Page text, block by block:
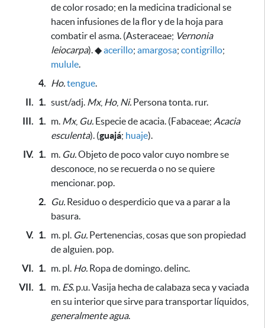
de color rosado; en la medicina tradicional se
hacen infusiones de la flor y de la hoja para
combatir el asma. (Asteraceae; Vernonia
leiocarpa).◆acerillo; amargosa; contigrillo;
mulule.
4. Ho.tengue.
II. 1. sust/adj. Mx, Ho, Ni. Persona tonta. rur.
III. 1. m. Mx, Gu. Especie de acacia. (Fabaceae; Acacia
esculenta). (guajá; huaje).
IV. 1. m. Gu.Objeto de poco valor cuyo nombre se
desconoce, no se recuerda o no se quiere
mencionar. pop.
2.
Gu. Residuo o desperdicio que va a parar a la
basura.
V. 1. m. pl. Gu. Pertenencias, cosas que son propiedad
de alguien. pop.
VI. 1. m. pl. Ho. Ropa de domingo. delinc.
VII. 1. m. ES. p.u. Vasija hecha de calabaza seca y vaciada
en su interiorque sirve para transportar líquidos,
generalmente agua.